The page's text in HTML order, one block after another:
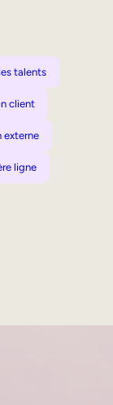
talents
client
externe
ligne